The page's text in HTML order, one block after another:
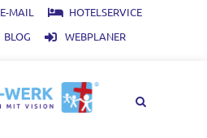
E-MAIL
HOTELSERVICE
BLOG WEBPLANER